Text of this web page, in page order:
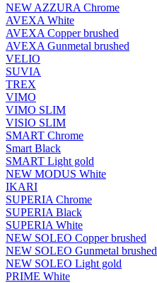
NEW AZZURA Chrome
AVEXA White
AVEXA Copper brushed
AVEXA Gunmetal brushed
VELIO
SUVIA
TREX
VIMO
VIMO SLIM
VISIO SLIM
SMART Chrome
Smart Black
SMART Light gold
NEW MODUS White
IKARI
SUPERIA Chrome
SUPERIA Black
SUPERIA White
NEW SOLEO Copper brushed
NEW SOLEO Gunmetal brushed
NEW SOLEO Light gold
PRIME White